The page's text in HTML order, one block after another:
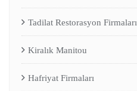
Tadilat Restorasyon Firmaları
Kiralık Manitou
Hafriyat Firmaları